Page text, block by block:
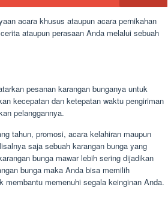
acara khusus ataupun acara pernikahan
ataupun perasaan Anda melalui sebuah
pesanan karangan bunganya untuk
kecepatan dan ketepatan waktu pengiriman
pelanggannya.
tahun, promosi, acara kelahiran maupun
saja sebuah karangan bunga yang
bunga mawar lebih sering dijadikan
bunga maka Anda bisa memilih
memenuhi segala keinginan Anda.